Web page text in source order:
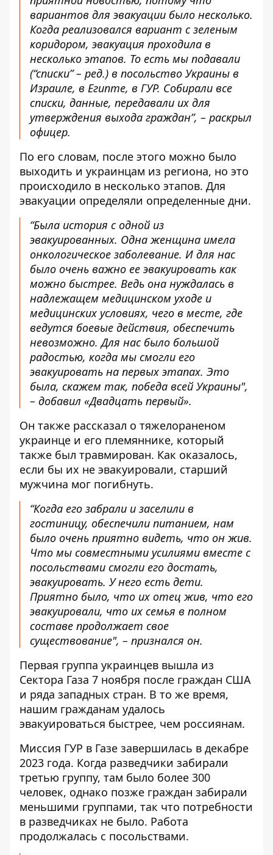
вариантов для эвакуации было несколько.
Когда реализовался вариант с зеленым
коридором, эвакуация проходила в
несколько этапов. То есть мы подавали
(“списки” – ред.) в посольство Украины в
Израиле, в Египте, в ГУР. Собирали все
списки, данные, передавали их для
утверждения выхода граждан”, – раскрыл
офицер.
По его словам, после этого можно было
выходить и украинцам из региона, но это
происходило в несколько этапов. Для
эвакуации определяли определенные дни.
“Была история с одной из
эвакуированных. Одна женщина имела
онкологическое заболевание. И для нас
было очень важно ее эвакуировать как
можно быстрее. Ведь она нуждалась в
надлежащем медицинском уходе и
медицинских условиях, чего в месте, где
ведутся боевые действия, обеспечить
невозможно. Для нас было большой
радостью, когда мы смогли его
эвакуировать на первых этапах. Это
была, скажем так, победа всей Украины",
– добавил «Двадцать первый».
Он также рассказал о тяжелораненом
украинце и его племяннике, который
также был травмирован. Как оказалось,
если бы их не эвакуировали, старший
мужчина мог погибнуть.
“Когда его забрали и заселили в
гостиницу, обеспечили питанием, нам
было очень приятно видеть, что он жив.
Что мы совместными усилиями вместе с
посольствами смогли его достать,
эвакуировать. У него есть дети.
Приятно было, что их отец жив, что его
эвакуировали, что их семья в полном
составе продолжает свое
существование", – признался он.
Первая группа украинцев вышла из
Сектора Газа 7 ноября после граждан США
и ряда западных стран. В то же время,
нашим гражданам удалось
эвакуироваться быстрее, чем россиянам.
Миссия ГУР в Газе завершилась в декабре
2023 года. Когда разведчики забирали
третью группу, там было более 300
человек, однако позже граждан забирали
меньшими группами, так что потребности
в разведчиках не было. Работа
продолжалась с посольствами.